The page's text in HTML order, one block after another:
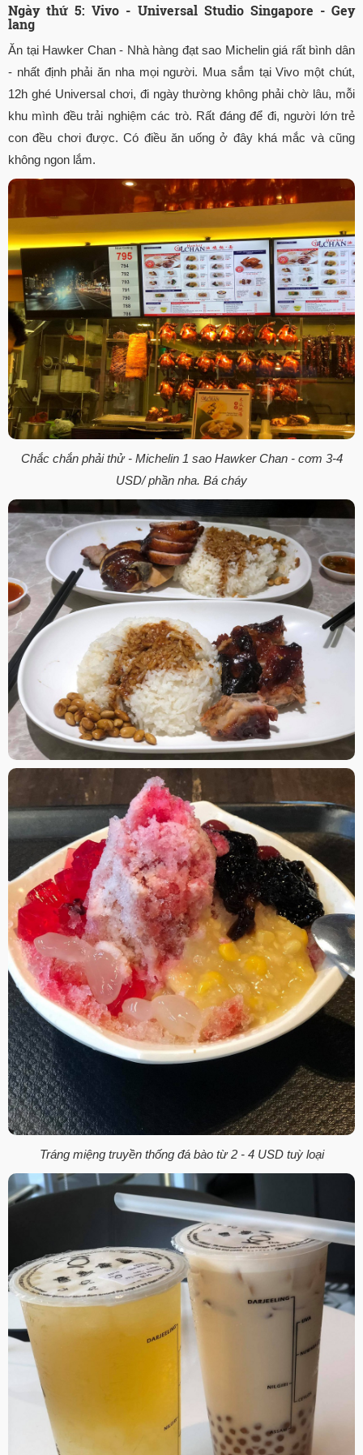
Ngày thứ 5: Vivo - Universal Studio Singapore - Gey
lang
Ăn tại Hawker Chan - Nhà hàng đạt sao Michelin giá rất bình dân
- nhất định phải ăn nha mọi người. Mua sắm tại Vivo một chút,
12h ghé Universal chơi, đi ngày thường không phải chờ lâu, mỗi
khu mình đều trải nghiệm các trò. Rất đáng để đi, người lớn trẻ
con đều chơi được. Có điều ăn uống ở đây khá mắc và cũng
không ngon lắm.
Chắc chắn phải thử - Michelin 1 sao Hawker Chan - cơm 3-4
USD/ phần nha. Bá cháy
Tráng miệng truyền thống đá bào từ 2 - 4 USD tuỳ loại